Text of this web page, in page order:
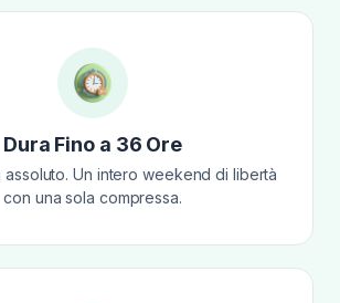
Dura Fino a 36 Ore
assoluto. Un intero weekend di libertà
con una sola compressa.